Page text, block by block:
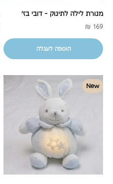
מנורת לילה לתינוק - דובי בז'
מחיר מבצע
169 ₪
הוספה לעגלה
New